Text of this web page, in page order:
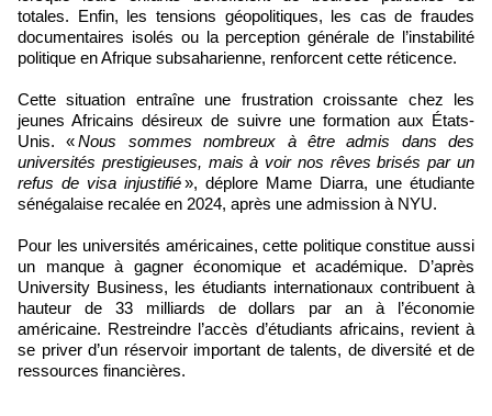
totales. Enfin, les tensions géopolitiques, les cas de fraudes
documentaires isolés ou la perception générale de l’instabilité
politique en Afrique subsaharienne, renforcent cette réticence.
Cette situation entraîne une frustration croissante chez les
jeunes Africains désireux de suivre une formation aux États-
Unis. «Nous sommes nombreux à être admis dans des
universités prestigieuses, mais à voir nos rêves brisés par un
refus de visa injustifié», déplore Mame Diarra, une étudiante
sénégalaise recalée en 2024, après une admission à NYU.
Pour les universités américaines, cette politique constitue aussi
un manque à gagner économique et académique. D’après
University Business, les étudiants internationaux contribuent à
hauteur de 33 milliards de dollars par an à l’économie
américaine. Restreindre l’accès d’étudiants africains, revient à
se priver d’un réservoir important de talents, de diversité et de
ressources financières.